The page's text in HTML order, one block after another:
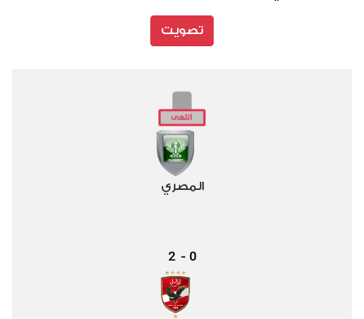
تصويت
المصري
0
-
2